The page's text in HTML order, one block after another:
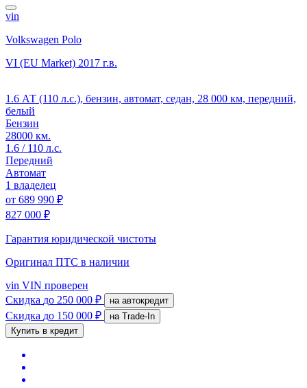
vin
Volkswagen Polo
VI (EU Market) 2017 г.в.
1.6 АТ (110 л.с.), бензин, автомат, седан, 28 000 км, передний,
белый
Бензин
28000 км.
1.6 / 110 л.с.
Передний
Автомат
1 владелец
от 689 990 ₽
827 000 ₽
Гарантия юридической чистоты
Оригинал ПТС в наличии
vin VIN проверен
Скидка до 250 000 ₽ на автокредит
Скидка до 150 000 ₽
на Trade-In
Купить в кредит